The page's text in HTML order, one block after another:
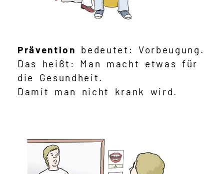
Prävention
bedeutet: Vorbeugung.
Das heißt: Man macht etwas für
die Gesundheit.
Damit man nicht krank wird.